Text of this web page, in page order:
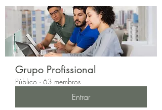
Grupo Profissional
Público · 63 membros
Entrar